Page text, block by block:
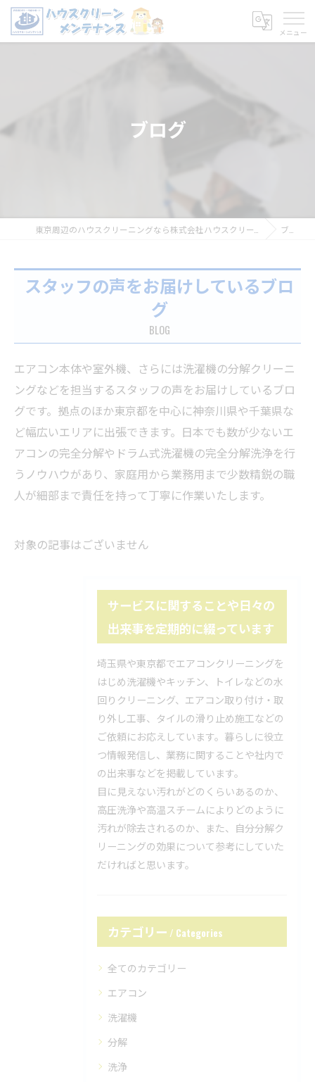
ブログ
ブログ
スタッフの声をお届けしているブロ
グ
BLOG
エアコン本体や室外機、さらには洗濯機の分解クリーニ
ングなどを担当するスタッフの声をお届けしているブロ
グです。拠点のほか東京都を中心に神奈川県や千葉県な
ど幅広いエリアに出張できます。日本でも数が少ないエ
アコンの完全分解やドラム式洗濯機の完全分解洗浄を行
うノウハウがあり、家庭用から業務用まで少数精鋭の職
人が細部まで責任を持って丁寧に作業いたします。
対象の記事はございません
サービスに関することや日々の
出来事を定期的に綴っています
埼玉県や東京都でエアコンクリーニングを
はじめ洗濯機やキッチン、トイレなどの水
回りクリーニング、エアコン取り付け・取
り外し工事、タイルの滑り止め施工などの
ご依頼にお応えしています。暮らしに役立
つ情報発信し、業務に関することや社内で
の出来事などを掲載しています。
目に見えない汚れがどのくらいあるのか、
高圧洗浄や高温スチームによりどのように
汚れが除去されるのか、また、自分分解ク
リーニングの効果について参考にしていた
だければと思います。
カテゴリー Categories
全てのカテゴリー
エアコン
洗濯機
分解
洗浄